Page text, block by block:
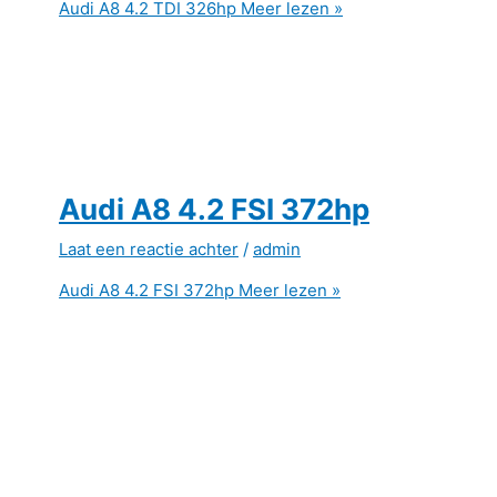
Audi A8 4.2 TDI 326hp Meer lezen »
Audi A8 4.2 FSI 372hp
Laat een reactie achter / admin
Audi A8 4.2 FSI 372hp Meer lezen »